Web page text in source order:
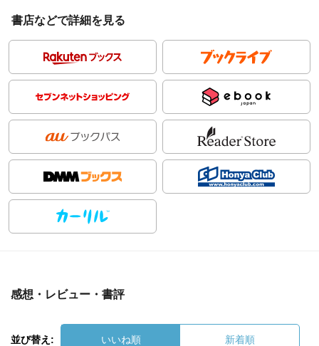
書店などで詳細を見る
感想・レビュー・書評
並び替え: いいね順 新着順